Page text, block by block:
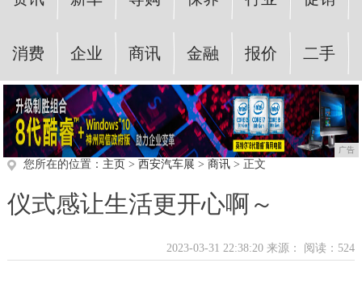
消费 企业 商讯 金融 报价 二手
广告
您所在的位置： 主页 > 西安汽车展 > 商讯> 正文
仪式感让生活更开心啊～
2023-03-31 22:38:20 来源： 阅读：524